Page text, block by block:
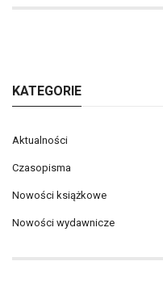
KATEGORIE
Aktualności
Czasopisma
Nowości książkowe
Nowości wydawnicze